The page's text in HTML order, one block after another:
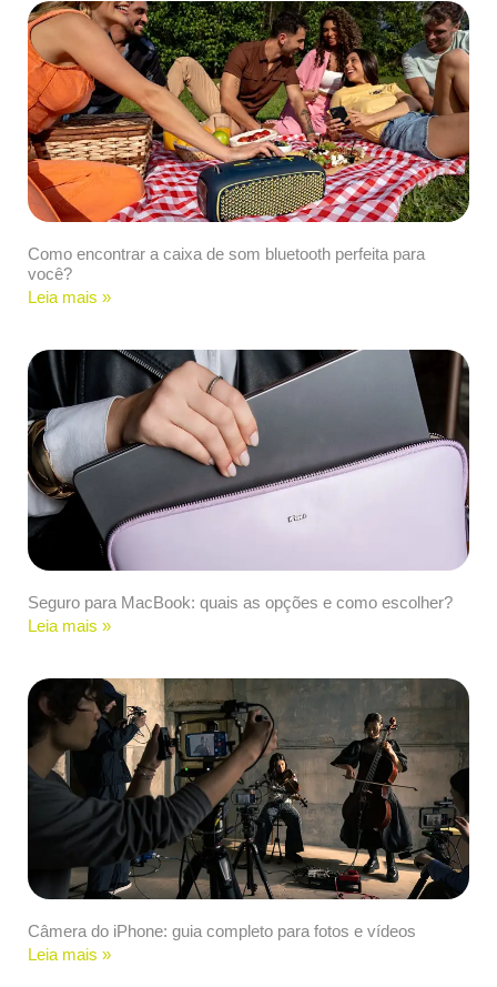
Como encontrar a caixa de som bluetooth perfeita para
você?
Leia mais »
Seguro para MacBook: quais as opções e como escolher?
Leia mais »
Câmera do iPhone: guia completo para fotos e vídeos
Leia mais »